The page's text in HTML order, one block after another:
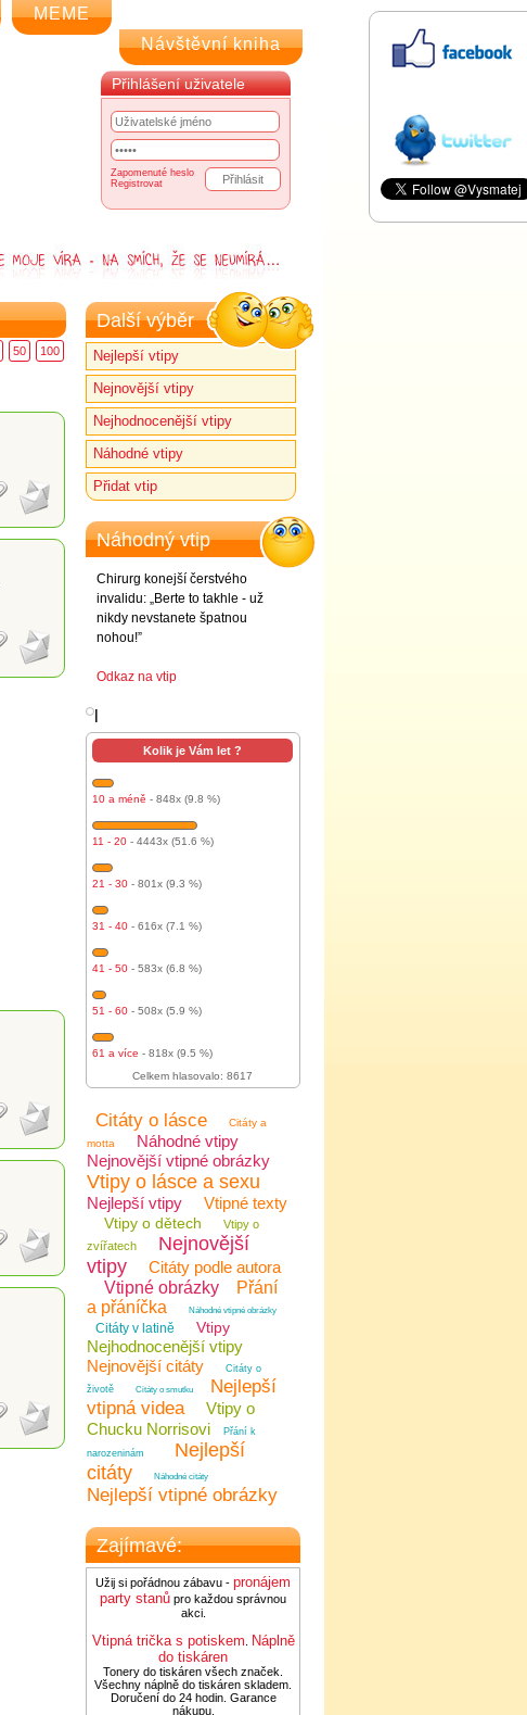
MEME
Návštěvní kniha
Přihlášení uživatele
Zapomenuté heslo
Registrovat
50 100
Další výběr
Nejlepší vtipy
Nejnovější vtipy
Nejhodnocenější vtipy
Náhodné vtipy
Přidat vtip
Náhodný vtip
Chirurg konejší čerstvého
invalidu: „Berte to takhle - už
nikdy nevstanete špatnou
nohou!”
Odkaz na vtip
Kolik je Vám let ?
10 a méně - 848x (9.8 %)
11 - 20 - 4443x (51.6 %)
21 - 30 - 801x (9.3 %)
31 - 40 - 616x (7.1 %)
41 - 50 - 583x (6.8 %)
51 - 60 - 508x (5.9 %)
61 a více - 818x (9.5 %)
Celkem hlasovalo: 8617
Citáty o lásce
Citáty a
motta
Náhodné vtipy
Nejnovější vtipné obrázky
Vtipy o lásce a sexu
Nejlepší vtipy Vtipné texty
Vtipy o dětech
Vtipy o
zvířatech
Nejnovější
vtipy
Citáty podle autora
Vtipné obrázky
Přání
a přáníčka
Náhodné vtipné obrázky
Citáty v latině Vtipy
Nejhodnocenější vtipy
Nejnovější citáty
Citáty o
životě
Citáty o smutku
Nejlepší
vtipná videa
Vtipy o
Chucku Norrisovi
Přání k
narozeninám
Nejlepší
citáty
Náhodné citáty
Nejlepší vtipné obrázky
Zajímavé:
Užij si pořádnou zábavu - pronájem
party stanů pro každou správnou
akci.
Vtipná trička s potiskem Náplně
do tiskáren
Tonery do tiskáren všech značek.
Všechny náplně do tiskáren skladem.
Doručení do 24 hodin. Garance
nákupu.